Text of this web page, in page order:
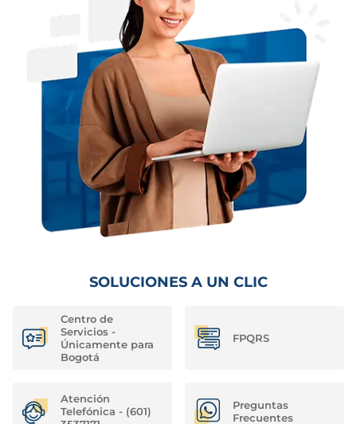
SOLUCIONES A UN CLIC
Centro de
Servicios -
Únicamente para
Bogotá
FPQRS
Atención
Telefónica - (601)
Preguntas
Frecuentes